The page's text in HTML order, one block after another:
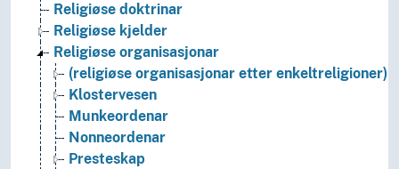
Religiøse doktrinar
Religiøse kjelder
Religiøse organisasjonar
(religiøse organisasjonar etter enkeltreligioner)
Klostervesen
Munkeordenar
Nonneordenar
Presteskap